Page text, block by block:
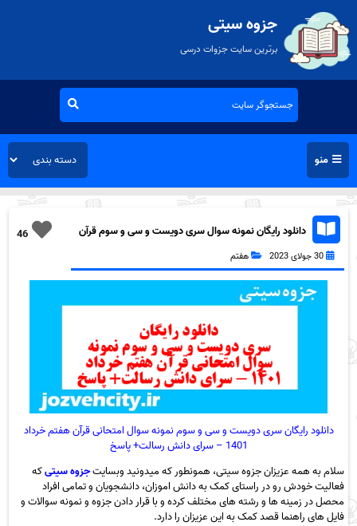
جزوه سیتی
برترین سایت جزوات درسی
منو
46
دانلود رایگان نمونه سوال سری دویست و سی و سوم قرآن
هفتم به همراه pdf
30 جولای 2023 هفتم
دانلود رایگان سری دویست و سی و سوم نمونه سوال امتحانی قرآن هفتم خرداد
1401 – سرای دانش رسالت+ پاسخ
سلام به همه عزیزان جزوه سیتی، همونطور که میدونید وبسایتجزوه سیتیکه
فعالیت خودش رو در راستای کمک به دانش اموزان، دانشجویان و تمامی افراد
محصل در زمینه ها و رشته های مختلف کرده و با قرار دادن جزوه و نمونه سوالات و
فایل های راهنما قصد کمک به این عزیزان را دارد.